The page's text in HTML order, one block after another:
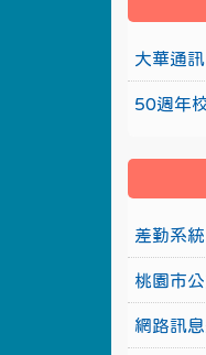
大華通訊
50週年
差勤系統
桃園市
網路訊